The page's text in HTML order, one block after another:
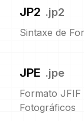
JP2 .jp2
Sintaxe de
JPE .jpe
Formato JFIF
Fotográficos